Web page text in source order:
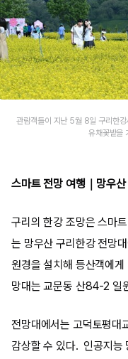
관람객들이 지난 5월 8일 구리한
유채꽃밭을
스마트 전망 여행｜망우
구리의 한강 조망은 스마
는 망우산 구리한강 전망
원경을 설치해 등산객에
망대는 교문동 산84-2 일
전망대에서는 고덕토평대
감상할 수 있다. 인공지능